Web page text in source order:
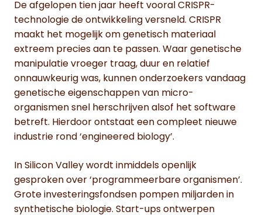
De afgelopen tien jaar heeft vooral CRISPR-
technologie de ontwikkeling versneld. CRISPR
maakt het mogelijk om genetisch materiaal
extreem precies aan te passen. Waar genetische
manipulatie vroeger traag, duur en relatief
onnauwkeurig was, kunnen onderzoekers vandaag
genetische eigenschappen van micro-
organismen snel herschrijven alsof het software
betreft. Hierdoor ontstaat een compleet nieuwe
industrie rond ‘engineered biology’.
In Silicon Valley wordt inmiddels openlijk
gesproken over ‘programmeerbare organismen’.
Grote investeringsfondsen pompen miljarden in
synthetische biologie. Start-ups ontwerpen